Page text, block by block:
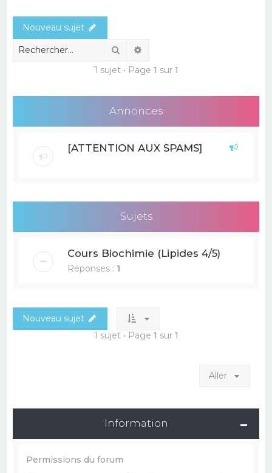
r
Nouveau sujet
Rechercher
1 sujet • Page 1 sur 1
Annonces
[ATTENTION AUX SPAMS]
Sujets
Cours Biochimie (Lipides 4/5)
Réponses : 1
Nouveau sujet
1 sujet • Page 1 sur 1
Aller
Information
Permissions du forum